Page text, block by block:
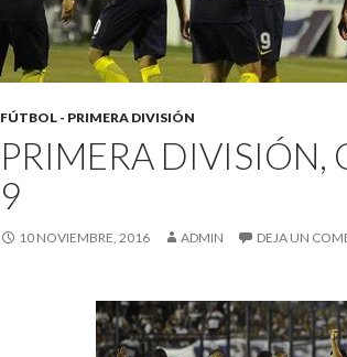
FÚTBOL - PRIMERA DIVISIÓN
PRIMERA DIVISIÓN,
9
10 NOVIEMBRE, 2016 ADMIN DEJA UN